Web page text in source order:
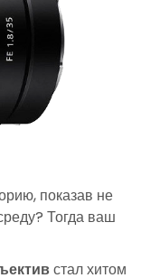
показав не
Тогда ваш
стал хитом